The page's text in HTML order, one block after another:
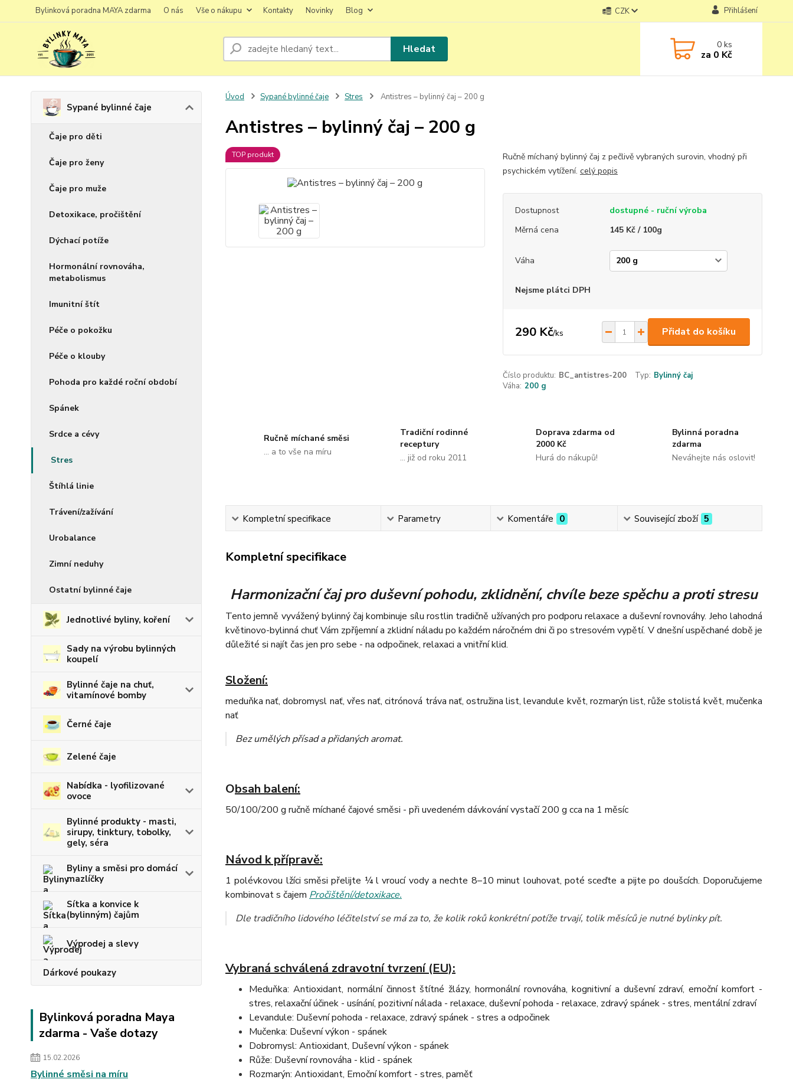
Bylinková poradna MAYA zdarma O nás Vše o nákupu Kontakty Novinky Blog CZK Přihlášení
Hledat 0ks
za 0 Kč
Sypané bylinné čaje
Čaje pro děti
Čaje pro ženy
Čaje pro muže
Detoxikace, pročištění
Dýchací potíže
Hormonální rovnováha,
metabolismus
Imunitní štít
Péče o pokožku
Péče o klouby
Pohoda pro každé roční období
Spánek
Srdce a cévy
Stres
Štíhlá linie
Trávení/zažívání
Urobalance
Zimní neduhy
Ostatní bylinné čaje
Jednotlivé byliny, koření
Sady na výrobu bylinných
koupelí
Bylinné čaje na chuť,
vitamínové bomby
Černé čaje
Zelené čaje
Nabídka - lyofilizované
ovoce
Bylinné produkty - masti,
sirupy, tinktury, tobolky,
gely, séra
Byliny a směsi pro domácí
mazlíčky
Sítka a konvice k
(bylinným) čajům
Výprodej a slevy
Dárkové poukazy
Bylinková poradna Maya
zdarma - Vaše dotazy
15.02.2026
Bylinné směsi na míru
Úvod Sypané bylinné čaje Stres Antistres – bylinný čaj – 200 g
Antistres – bylinný čaj – 200 g
TOP produkt
Ručně míchaný bylinný čaj z pečlivě vybraných surovin, vhodný při
psychickém vytížení. celý popis
Dostupnost
dostupné - ruční výroba
Měrná cena
145 Kč / 100g
Váha
Nejsme plátci DPH
290 Kč/ks Přidat do košíku
Číslo produktu: BC_antistres-200 Typ: Bylinný čaj
Váha: 200 g
Ručně míchané směsi
... a to vše na míru
Tradiční rodinné
receptury
... již od roku 2011
Doprava zdarma od
2000 Kč
Hurá do nákupů!
Bylinná poradna
zdarma
Neváhejte nás oslovit!
Kompletní specifikace Parametry Komentáře 0 Související zboží 5
Kompletní specifikace
Harmonizační čaj pro duševní pohodu, zklidnění, chvíle beze spěchu a proti stresu
Tento jemně vyvážený bylinný čaj kombinuje sílu rostlin tradičně užívaných pro podporu relaxace a duševní rovnováhy. Jeho lahodná
květinovo-bylinná chuť Vám zpříjemní a zklidní náladu po každém náročném dni či po stresovém vypětí. V dnešní uspěchané době je
důležité si najít čas jen pro sebe - na odpočinek, relaxaci a vnitřní klid.
Složení:
meduňka nať, dobromysl nať, vřes nať, citrónová tráva nať, ostružina list, levandule květ, rozmarýn list, růže stolistá květ, mučenka
nať
Bez umělých přísad a přidaných aromat.
Obsah balení:
50/100/200 g ručně míchané čajové směsi - při uvedeném dávkování vystačí 200 g cca na 1 měsíc
Návod k přípravě:
1 polévkovou lžíci směsi přelijte ¼ l vroucí vody a nechte 8–10 minut louhovat, poté sceďte a pijte po doušcích. Doporučujeme
kombinovat s čajem Pročištění/detoxikace.
Dle tradičního lidového léčitelství se má za to, že kolik roků konkrétní potíže trvají, tolik měsíců je nutné bylinky pít.
Vybraná schválená zdravotní tvrzení (EU):
Meduňka: Antioxidant, normální činnost štítné žlázy, hormonální rovnováha, kognitivní a duševní zdraví, emoční komfort -
stres, relaxační účinek - usínání, pozitivní nálada - relaxace, duševní pohoda - relaxace, zdravý spánek - stres, mentální zdraví
Levandule: Duševní pohoda - relaxace, zdravý spánek - stres a odpočinek
Mučenka: Duševní výkon - spánek
Dobromysl: Antioxidant, Duševní výkon - spánek
Růže: Duševní rovnováha - klid - spánek
Rozmarýn: Antioxidant, Emoční komfort - stres, paměť